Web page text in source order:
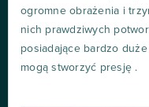
ogromne obrażenia i
nich prawdziwych
posiadające bardzo
mogą stworzyć presję .